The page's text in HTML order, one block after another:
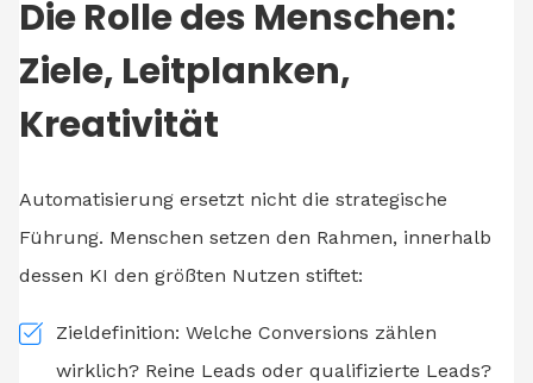
Die Rolle des Menschen:
Ziele, Leitplanken,
Kreativität
Automatisierung ersetzt nicht die strategische
Führung. Menschen setzen den Rahmen, innerhalb
dessen KI den größten Nutzen stiftet:
Zieldefinition: Welche Conversions zählen
wirklich? Reine Leads oder qualifizierte Leads?